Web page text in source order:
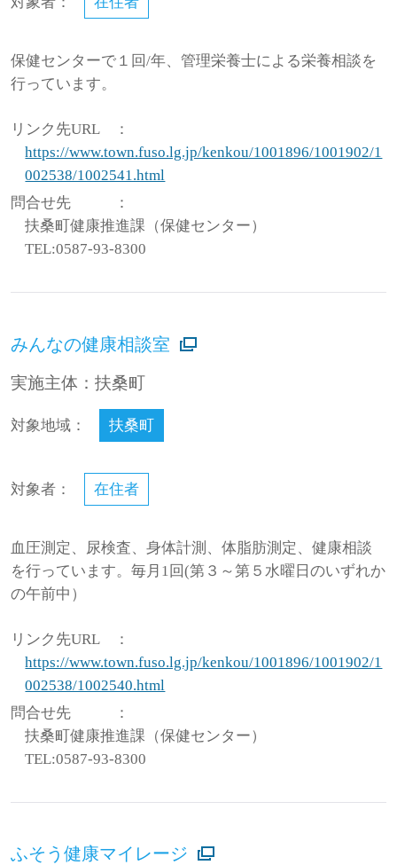
保健センターで１回/年、管理栄養士による栄養相談を
行っています。
リンク先URL
：
https://www.town.fuso.lg.jp/kenkou/1001896/1001902/1
002538/1002541.html
問合せ先
：
扶桑町健康推進課（保健センター）
TEL:0587-93-8300
みんなの健康相談室
実施主体：扶桑町
対象地域： 扶桑町
対象者： 在住者
血圧測定、尿検査、身体計測、体脂肪測定、健康相談
を行っています。毎月1回(第３～第５水曜日のいずれか
の午前中）
リンク先URL
：
https://www.town.fuso.lg.jp/kenkou/1001896/1001902/1
002538/1002540.html
問合せ先
：
扶桑町健康推進課（保健センター）
TEL:0587-93-8300
ふそう健康マイレージ